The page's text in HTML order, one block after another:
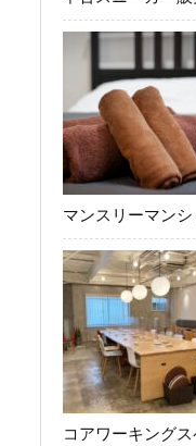
マンスリーマン
コアワーキング